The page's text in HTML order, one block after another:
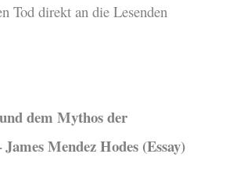
Tod direkt an die Lesenden
dem Mythos der
Mendez Hodes (Essay)